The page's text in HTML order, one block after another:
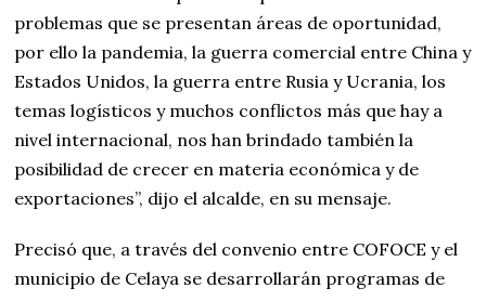
problemas que se presentan áreas de oportunidad,
por ello la pandemia, la guerra comercial entre China y
Estados Unidos, la guerra entre Rusia y Ucrania, los
temas logísticos y muchos conflictos más que hay a
nivel internacional, nos han brindado también la
posibilidad de crecer en materia económica y de
exportaciones”, dijo el alcalde, en su mensaje.
Precisó que, a través del convenio entre COFOCE y el
municipio de Celaya se desarrollarán programas de